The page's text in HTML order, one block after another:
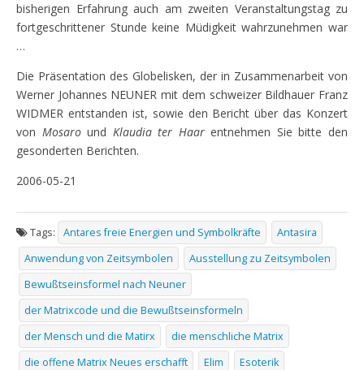
bisherigen Erfahrung auch am zweiten Veranstaltungstag zu
fortgeschrittener Stunde keine Müdigkeit wahrzunehmen war
…
Die Präsentation des Globelisken, der in Zusammenarbeit von
Werner Johannes NEUNER mit dem schweizer Bildhauer Franz
WIDMER entstanden ist, sowie den Bericht über das Konzert
von Mosaround Klaudia ter Haarentnehmen Sie bitte den
gesonderten Berichten.
2006-05-21
Tags: Antares freie Energien und Symbolkräfte
Antasira
Anwendung von Zeitsymbolen
Ausstellung zu Zeitsymbolen
Bewußtseinsformel nach Neuner
der Matrixcode und die Bewußtseinsformeln
der Mensch und die Matirx
die menschliche Matrix
die offene Matrix Neues erschafft
Elim
Esoterik